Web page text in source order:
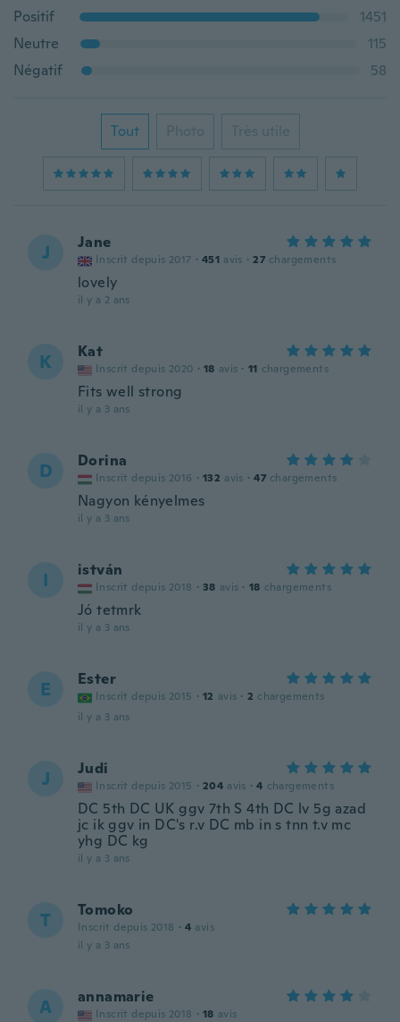
Positif
1451
Neutre
115
Négatif
58
Tout Photo Très utile
J Jane
Inscrit depuis 2017 · 451 avis · 27 chargements
lovely
il y a 2 ans
K Kat
Inscrit depuis 2020 · 18 avis · 11 chargements
Fits well strong
il y a 3 ans
D Dorina
Inscrit depuis 2016 · 132 avis · 47 chargements
Nagyon kényelmes
il y a 3 ans
I istván
Inscrit depuis 2018 · 38 avis · 18 chargements
Jó tetmrk
il y a 3 ans
E Ester
Inscrit depuis 2015 · 12 avis · 2 chargements
il y a 3 ans
J Judi
Inscrit depuis 2015 · 204 avis · 4 chargements
DC 5th DC UK ggv 7th S 4th DC lv 5g azad
jc ik ggv in DC's r.v DC mb in s tnn t.v mc
yhg DC kg
il y a 3 ans
T Tomoko
Inscrit depuis 2018 · 4 avis
il y a 3 ans
A annamarie
Inscrit depuis 2018 · 18 avis